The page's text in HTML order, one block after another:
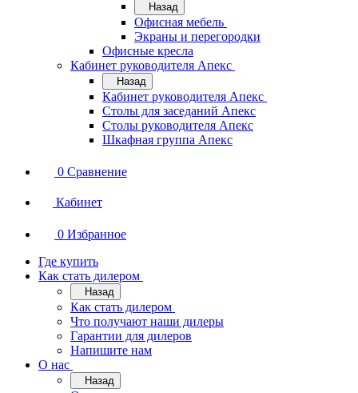
Назад
Офисная мебель
Экраны и перегородки
Офисные кресла
Кабинет руководителя Апекс
Назад
Кабинет руководителя Апекс
Столы для заседаний Апекс
Столы руководителя Апекс
Шкафная группа Апекс
0 Сравнение
Кабинет
0 Избранное
Где купить
Как стать дилером
Назад
Как стать дилером
Что получают наши дилеры
Гарантии для дилеров
Напишите нам
О нас
Назад